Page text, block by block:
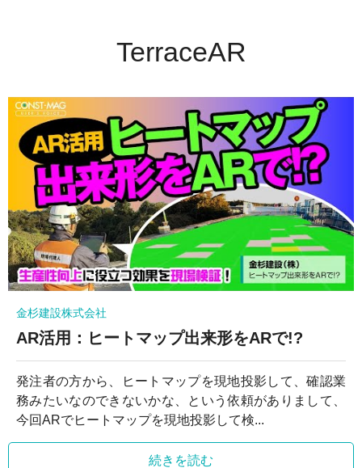
TerraceAR
金杉建設株式会社
AR活用：ヒートマップ出来形をARで!?
発注者の方から、ヒートマップを現地投影して、確認業
務みたいなのできないかな、という依頼がありまして、
今回ARでヒートマップを現地投影して検...
続きを読む